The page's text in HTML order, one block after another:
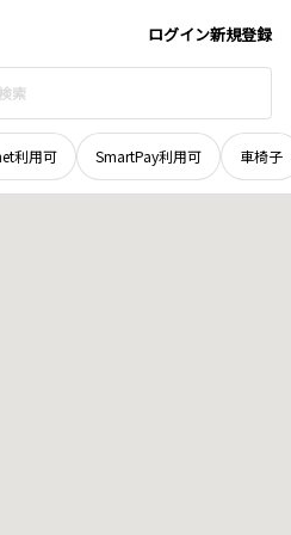
ログイン新規登録
利用可 SmartPay利用可 車椅子